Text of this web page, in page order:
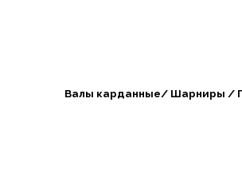
Валы карданные/ Шарниры /